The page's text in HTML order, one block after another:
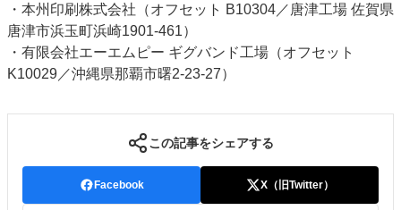
会社案内
購読・購入申し込み
お問い合わせ
・本州印刷株式会社（オフセット B10304／唐津工場 佐賀県
唐津市浜玉町浜崎1901-461）
・有限会社エーエムピー ギグバンド工場（オフセット
K10029／沖縄県那覇市曙2-23-27）
この記事をシェアする
Facebook X（旧Twitter）